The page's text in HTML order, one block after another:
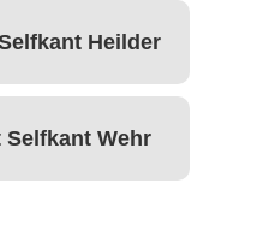
Heilder
Wehr